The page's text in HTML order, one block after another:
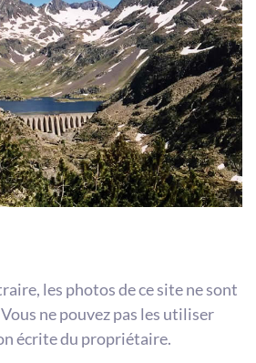
les photos de ce site ne sont
ne pouvez pas les utiliser
écrite du propriétaire.